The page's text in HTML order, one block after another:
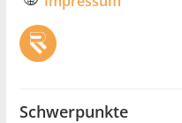
Schwerpunkte